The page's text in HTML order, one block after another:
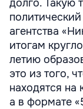
долго. Такую
агентства
итогам
летию
это из того,
находятся на
а в формате